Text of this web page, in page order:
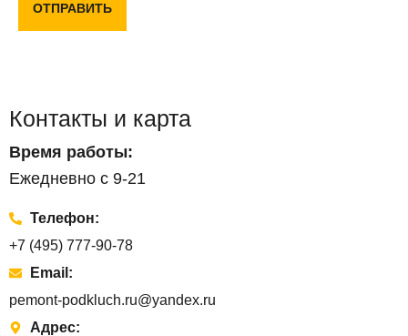
ОТПРАВИТЬ
Контакты и карта
Время работы:
Ежедневно с 9-21
Телефон:
+7 (495) 777-90-78
Email:
pemont-podkluch.ru@yandex.ru
Адрес: